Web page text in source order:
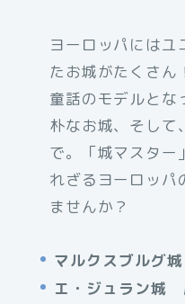
ヨーロッパにはユ
たお城がたくさん
童話のモデルとな
朴なお城、そして
で。「城マスター
れざるヨーロッパ
ませんか？
マルクスブルグ城
エ・ジュラン城